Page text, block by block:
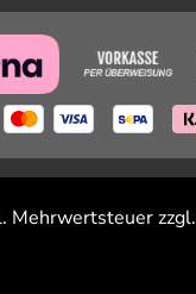
Mehrwertsteuer zzgl.